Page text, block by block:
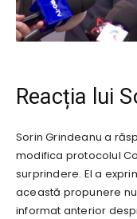
Reacția lui
Sorin Grindeanu a
modifica protocolul
surprindere. El a
această propunere
informat anterior